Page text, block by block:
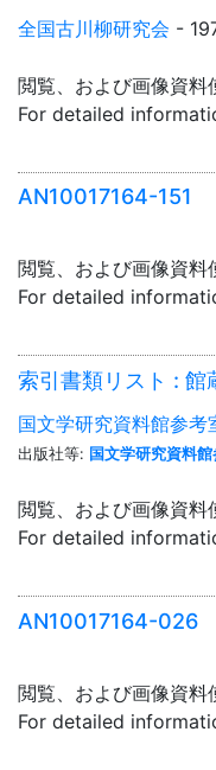
全国古川柳研究会 -
閲覧、および画像資料
For detailed
AN10017164-151
閲覧、および画像資料
For detailed
索引書類リスト :
国文学研究資料館参考
出版社等: 国文学研究資料
閲覧、および画像資料
For detailed
AN10017164-026
閲覧、および画像資料
For detailed